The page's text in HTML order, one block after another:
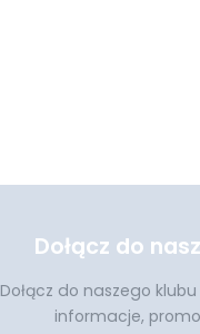
Dołącz do
Dołącz do naszego
informacje,